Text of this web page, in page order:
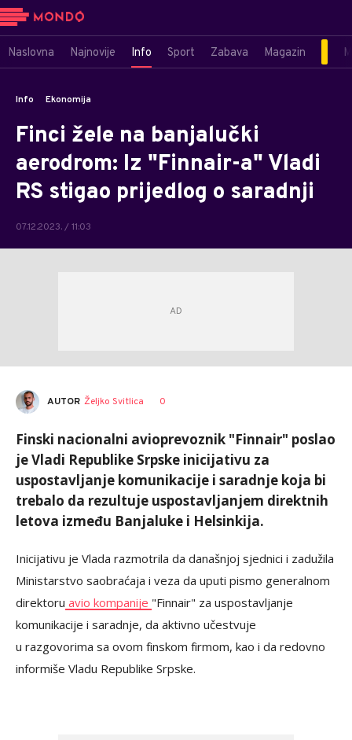
Naslovna Najnovije Info Sport Zabava Magazin
Info Ekonomija
Finci žele na banjalučki
aerodrom: Iz "Finnair-a" Vladi
RS stigao prijedlog o saradnji
07.12.2023. / 11:03
AUTOR Željko Svitlica 0
Finski nacionalni avioprevoznik "Finnair" poslao
je Vladi Republike Srpske inicijativu za
uspostavljanje komunikacije i saradnje koja bi
trebalo da rezultuje uspostavljanjem direktnih
letova između Banjaluke i Helsinkija.
Inicijativu je Vlada razmotrila da današnjoj sjednici i zadužila
Ministarstvo saobraćaja i veza da uputi pismo generalnom
direktoru avio kompanije "Finnair" za uspostavljanje
komunikacije i saradnje, da aktivno učestvuje
u razgovorima sa ovom finskom firmom, kao i da redovno
informiše Vladu Republike Srpske.